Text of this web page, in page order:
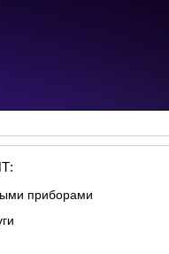
приборами